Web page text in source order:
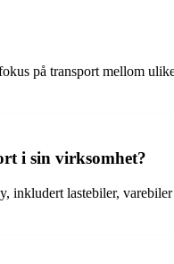
på transport mellom
i sin virksomhet?
inkludert lastebiler,